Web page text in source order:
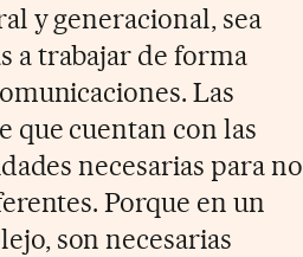
y generacional, sea
a trabajar de forma
Las
que cuentan con las
necesarias para no
Porque en un
son necesarias